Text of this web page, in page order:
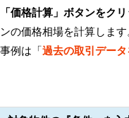
価格計算」ボタンをクリ
の価格相場を計算しま
例は「過去の取引デー